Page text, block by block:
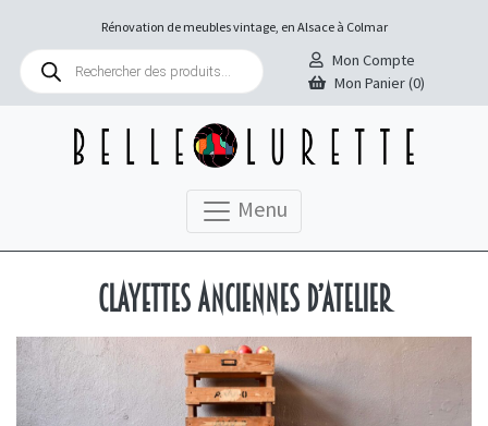
Rénovation de meubles vintage, en Alsace à Colmar
Recherche
produits
Mon Compte
Mon Panier (0)
Menu
Clayettes anciennes d’atelier